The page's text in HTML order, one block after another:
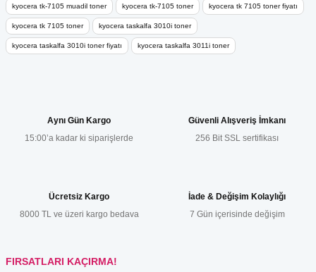
Görüş ve önerileriniz için teşekkür ederiz.
Ürün resmi kalitesiz, bozuk veya görüntülenemiyor.
kyocera tk-7105 muadil toner kyocera tk-7105 toner kyocera tk 7105 toner fiyatı
kyocera tk 7105 toner kyocera taskalfa 3010i toner
kyocera taskalfa 3010i toner fiyatı kyocera taskalfa 3011i toner
Aynı Gün Kargo
15:00’a kadar ki siparişlerde
Güvenli Alışveriş İmkanı
256 Bit SSL sertifikası
Ücretsiz Kargo
8000 TL ve üzeri kargo bedava
İade & Değişim Kolaylığı
7 Gün içerisinde değişim
FIRSATLARI KAÇIRMA!